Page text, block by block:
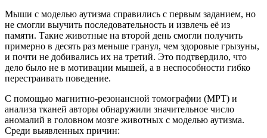
Мыши с моделью аутизма справились с первым заданием, но
не смогли выучить последовательность и извлечь её из
памяти. Такие животные на второй день смогли получить
примерно в десять раз меньше гранул, чем здоровые грызуны,
и почти не добивались их на третий. Это подтвердило, что
дело было не в мотивации мышей, а в неспособности гибко
перестраивать поведение.
С помощью магнитно-резонансной томографии (МРТ) и
анализа тканей авторы обнаружили значительное число
аномалий в головном мозге животных с моделью аутизма.
Среди выявленных причин: